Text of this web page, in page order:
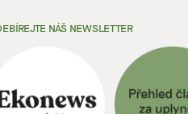
NÁŠ NEWSLETTER